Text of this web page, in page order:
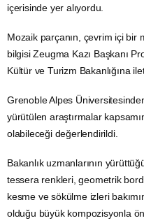
içerisinde yer alıyordu.
Mozaik parçanın, çevrim içi bir
bilgisi Zeugma Kazı Başkanı
Kültür ve Turizm Bakanlığına
Grenoble Alpes
yürütülen araştırmalar
olabileceği değerlendirildi.
Bakanlık uzmanlarının
tessera renkleri, geometrik
kesme ve sökülme izleri
olduğu büyük kompozisyonla